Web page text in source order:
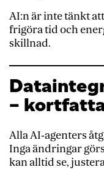
AI:n är inte tänkt
frigöra tid och
skillnad.
–
Alla AI‑agenters
Inga ändringar
kan alltid se,